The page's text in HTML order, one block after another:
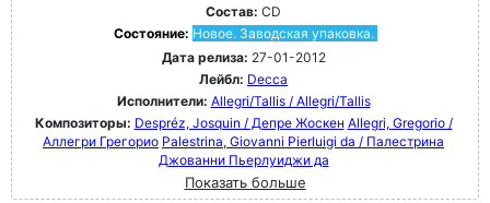
Состав: CD
Состояние: Новое. Заводская упаковка.
Дата релиза: 27-01-2012
Лейбл: Decca
Исполнители: Allegri/Tallis / Allegri/Tallis
Композиторы: Despréz, Josquin / Депре Жоскен Allegri, Gregorio /
Аллегри Грегорио Palestrina, Giovanni Pierluigi da / Палестрина
Джованни Пьерлуиджи да
Показать больше